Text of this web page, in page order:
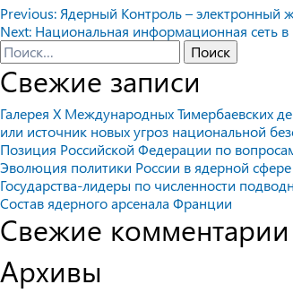
Навигация
по
записям
Previous: Ядерный Контроль – электронный
Next: Национальная информационная сеть
Найти:
Свежие записи
Галерея X Международных Тимербаевских
или источник новых угроз национальной
Позиция Российской Федерации по
Эволюция политики России в ядерной
Государства-лидеры по численности
Состав ядерного арсенала Франции
Свежие комментарии
Архивы